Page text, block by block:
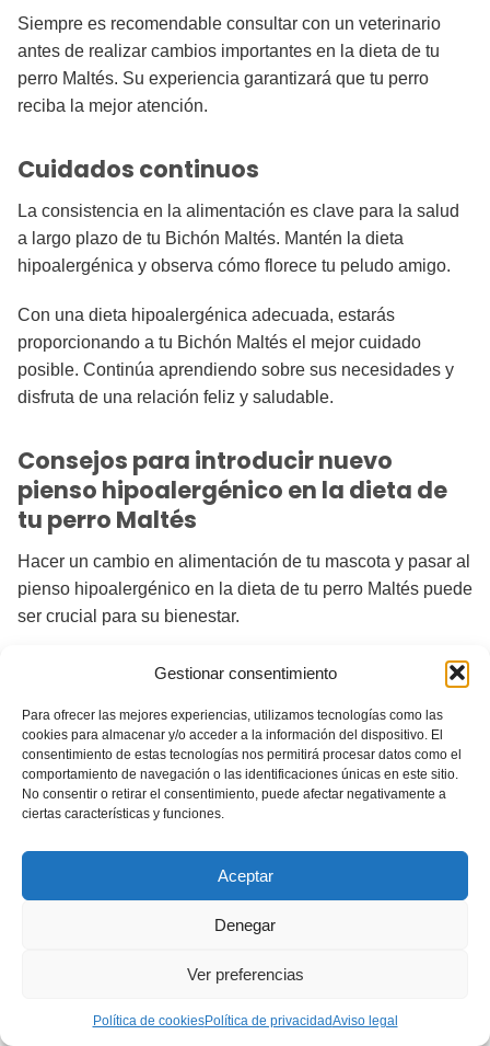
Gestionar consentimiento
Para ofrecer las mejores experiencias, utilizamos tecnologías como las
cookies para almacenar y/o acceder a la información del dispositivo. El
consentimiento de estas tecnologías nos permitirá procesar datos como el
comportamiento de navegación o las identificaciones únicas en este sitio.
No consentir o retirar el consentimiento, puede afectar negativamente a
ciertas características y funciones.
Aceptar
Denegar
Ver preferencias
Política de cookiesPolítica de privacidadAviso legal
Siempre es recomendable consultar con un veterinario
antes de realizar cambios importantes en la dieta de tu
perro Maltés. Su experiencia garantizará que tu perro
reciba la mejor atención.
Cuidados continuos
La consistencia en la alimentación es clave para la salud
a largo plazo de tu Bichón Maltés. Mantén la dieta
hipoalergénica y observa cómo florece tu peludo amigo.
Con una dieta hipoalergénica adecuada, estarás
proporcionando a tu Bichón Maltés el mejor cuidado
posible. Continúa aprendiendo sobre sus necesidades y
disfruta de una relación feliz y saludable.
Consejos para introducir nuevo
pienso hipoalergénico en la dieta de
tu perro Maltés
Hacer un cambio en alimentación de tu mascota y pasar al
pienso hipoalergénico en la dieta de tu perro Maltés puede
ser crucial para su bienestar.
Sigue estos consejos de nuestros expertos para hacer la
Transición gradual: Cómo
aambiar la dieta de tu perro de
manera segura
Al cambiar la dieta de tu Bichón Maltés, es esencial
para evitar problemas digestivos.
Mezcla el pienso nuevo con el antiguo
Monitoreo de resultados: Cómo